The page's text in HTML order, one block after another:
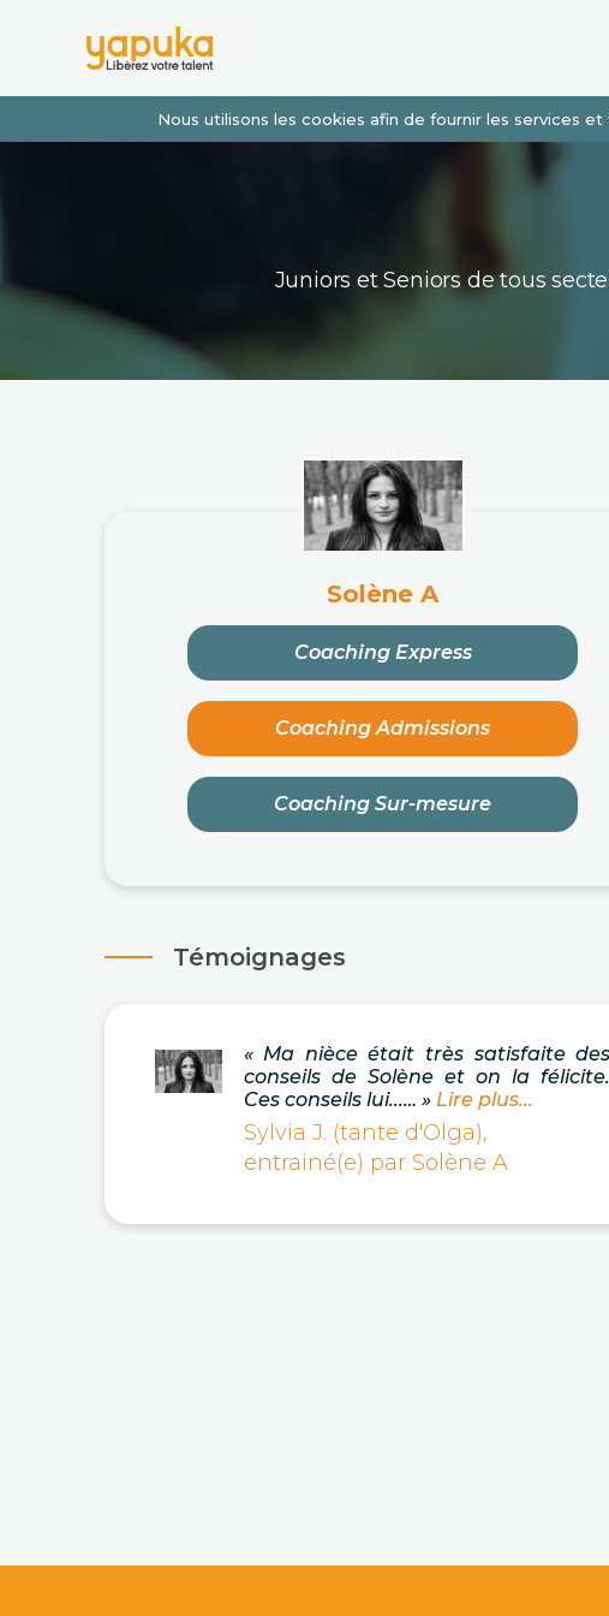
Nous utilisons les cookies afin de fournir les services
Juniors et Seniors de tous
Solène A
Coaching Express
Coaching Admissions
Coaching Sur-mesure
Témoignages
« Ma nièce était très satisfaite des
conseils de Solène et on la félicite.
Ces conseils lui...… »Lire plus...
Sylvia J. (tante d'Olga),
entrainé(e) par Solène A